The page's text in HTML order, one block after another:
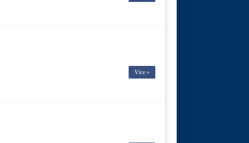
Více »